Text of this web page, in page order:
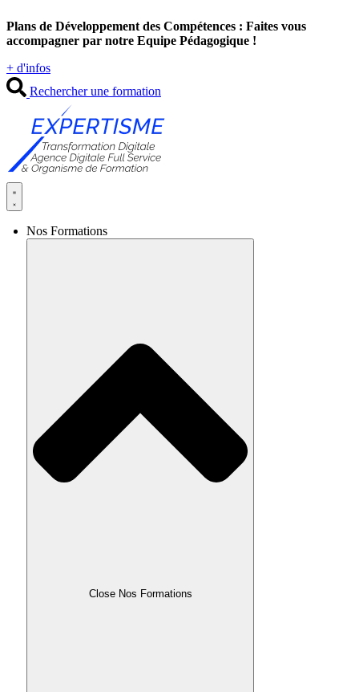
au
contenu
Plans de Développement des Compétences : Faites vous
accompagner par notre Equipe Pédagogique !
+ d'infos
Rechercher une formation
Nos Formations
Close Nos Formations